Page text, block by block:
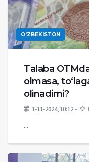
O'ZBEKISTON
Talaba
olmasa,
olinadimi?
1-11-2024, 10:12
...